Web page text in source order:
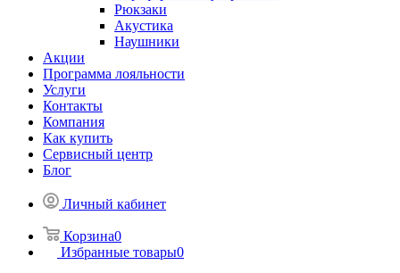
Рюкзаки
Акустика
Наушники
Акции
Программа лояльности
Услуги
Контакты
Компания
Как купить
Сервисный центр
Блог
Личный кабинет
Корзина0
Избранные товары0